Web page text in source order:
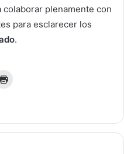
colaborar plenamente con
para esclarecer los
.